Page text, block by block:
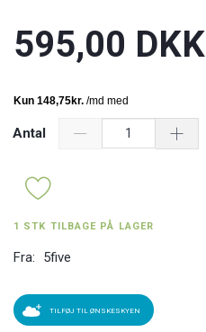
595,00 DKK
Antal
1 STK TILBAGE PÅ LAGER
Fra: 5five
TILFØJ TIL ØNSKESKYEN